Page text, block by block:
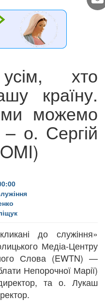
хто
країну.
можемо
о. Сергій
до служіння»
Медіа-Центру
Слова (EWTN) —
Непорочної Марії)
та о. Лукаш